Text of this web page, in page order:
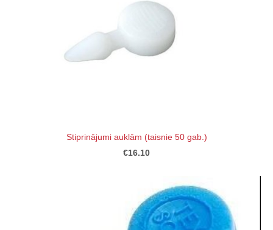
Stiprinājumi auklām (taisnie 50 gab.)
€16.10